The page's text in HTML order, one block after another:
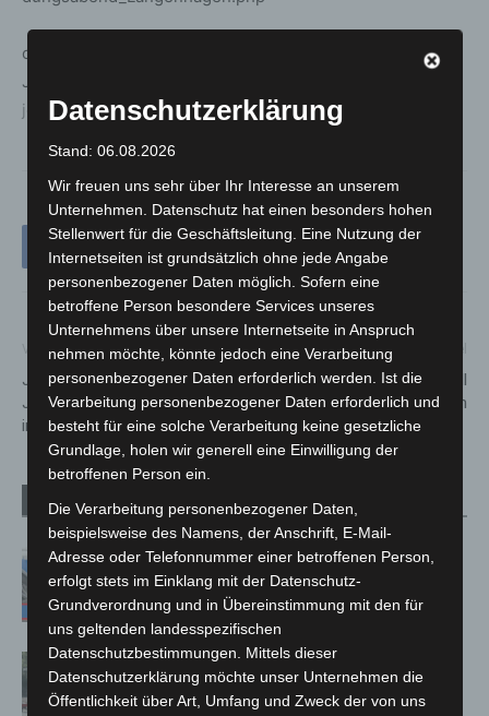
oder direkt bei der Wirtschaftsförderung Langenhagen,
Jörg Hollemann (Telefon: 0511 7307-9504, E-mail:
joerg.hollemann@langenhagen.de) wird gebeten.
Vorheriger Artikel
Jugendrotkreuz feiert 75.
Jubiläum mit 2000 Besuchern
im Stadtpark
Nächster Artikel
Hannover-Lahe: Auffahrunfall
beim Abbiegen
Verwandte Artikel Mehr vom Autor
Mann läuft mit Hockeyschläger über
A7 – Polizei sucht Zeugen
Gasleitung bei McDonald’s-Umbau in
Langenhagen beschädigt
Datenschutzerklärung
Stand: 06.08.2026
Wir freuen uns sehr über Ihr Interesse an unserem
Unternehmen. Datenschutz hat einen besonders hohen
Stellenwert für die Geschäftsleitung. Eine Nutzung der
Internetseiten ist grundsätzlich ohne jede Angabe
personenbezogener Daten möglich. Sofern eine
betroffene Person besondere Services unseres
Unternehmens über unsere Internetseite in Anspruch
nehmen möchte, könnte jedoch eine Verarbeitung
personenbezogener Daten erforderlich werden. Ist die
Verarbeitung personenbezogener Daten erforderlich und
besteht für eine solche Verarbeitung keine gesetzliche
Grundlage, holen wir generell eine Einwilligung der
betroffenen Person ein.
Die Verarbeitung personenbezogener Daten,
beispielsweise des Namens, der Anschrift, E-Mail-
Adresse oder Telefonnummer einer betroffenen Person,
erfolgt stets im Einklang mit der Datenschutz-
Grundverordnung und in Übereinstimmung mit den für
uns geltenden landesspezifischen
Datenschutzbestimmungen. Mittels dieser
Datenschutzerklärung möchte unser Unternehmen die
Öffentlichkeit über Art, Umfang und Zweck der von uns